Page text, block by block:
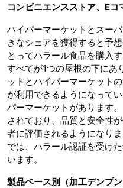
コンビニエンスストア、 Eコ
ハイパーマーケットとスー
きなシェアを獲得すると予
とってハラール食品を購入
すべてが1つの屋根の下にあ
ットとハイパーマーケット
が利用できるようになって
パーマーケットがあります
されており、品質と安全性
者に評価されるようになり
では、ハラール認証を受け
います。
製品ベース別（加工デンプ